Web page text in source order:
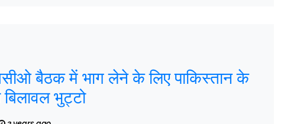
बैठक में भाग लेने के लिए पाकिस्तान के
बिलावल भुट्टो